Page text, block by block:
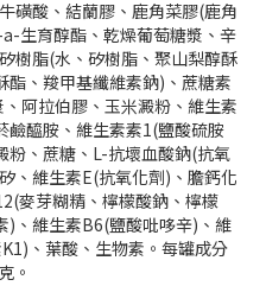
磺酸、結蘭膠、鹿角菜膠(鹿角
生育醇酯、乾燥葡萄糖漿、辛
樹脂(水、矽樹脂、聚山梨醇酥
、羧甲基纖維素鈉)、蔗糖素
阿拉伯膠、玉米澱粉、維生素
鹼醯胺、維生素素1(鹽酸硫胺
粉、蔗糖、L-抗壞血酸鈉(抗氧
、維生素E(抗氧化劑)、膽鈣化
麥芽糊精、檸檬酸鈉、檸檬
)、維生素B6(鹽酸吡哆辛)、維
、葉酸、生物素。每罐成分
。